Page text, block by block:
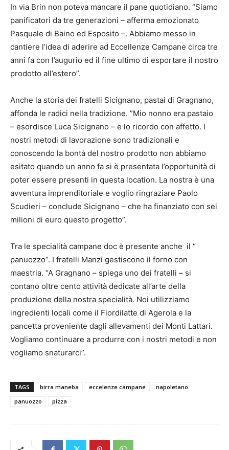
In via Brin non poteva mancare il pane quotidiano. “Siamo
panificatori da tre generazioni – afferma emozionato
Pasquale di Baino ed Esposito –. Abbiamo messo in
cantiere l’idea di aderire ad Eccellenze Campane circa tre
anni fa con l’augurio ed il fine ultimo di esportare il nostro
prodotto all’estero”.
Anche la storia dei fratelli Sicignano, pastai di Gragnano,
affonda le radici nella tradizione. ”Mio nonno era pastaio
– esordisce Luca Sicignano – e lo ricordo con affetto. I
nostri metodi di lavorazione sono tradizionali e
conoscendo la bontà del nostro prodotto non abbiamo
esitato quando un anno fa si è presentata l’opportunità di
poter essere presenti in questa location. La nostra è una
avventura imprenditoriale e voglio ringraziare Paolo
Scudieri – conclude Sicignano – che ha finanziato con sei
milioni di euro questo progetto”.
Tra le specialità campane doc è presente anche il “
panuozzo”. I fratelli Manzi gestiscono il forno con
maestria. “A Gragnano – spiega uno dei fratelli – si
contano oltre cento attività dedicate all’arte della
produzione della nostra specialità. Noi utilizziamo
ingredienti locali come il Fiordilatte di Agerola e la
pancetta proveniente dagli allevamenti dei Monti Lattari.
Vogliamo continuare a produrre con i nostri metodi e non
vogliamo snaturarci”.
TAGS birra maneba eccelenze campane
napoletano
panuozzo
pizza